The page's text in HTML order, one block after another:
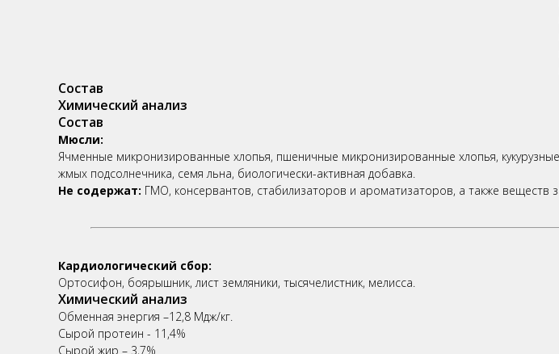
Состав
Химический анализ
Состав
Мюсли:
Ячменные микронизированные хлопья, пшеничные микронизированные хлопья,
жмых подсолнечника, семя льна, биологически-активная добавка.
Не содержат: ГМО, консервантов, стабилизаторов и ароматизаторов, а также веществ
Кардиологический сбор:
Ортосифон, боярышник, лист земляники, тысячелистник, мелисса.
Химический анализ
Обменная энергия –12,8 Мдж/кг.
Сырой протеин - 11,4%
Сырой жир – 3,7%